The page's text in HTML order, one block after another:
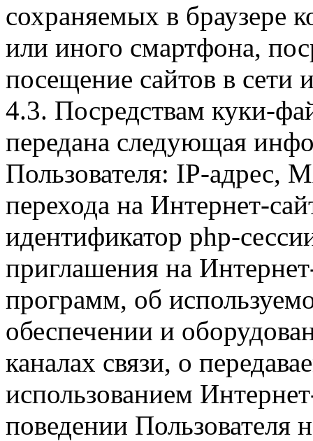
сохраняемых в браузере
или иного смартфона,
посещение сайтов в сети
4.3. Посредствам куки-
передана следующая
Пользователя: IP-адрес,
перехода на Интернет-
идентификатор php-
приглашения на
программ, об
обеспечении и
каналах связи, о
использованием
поведении Пользователя